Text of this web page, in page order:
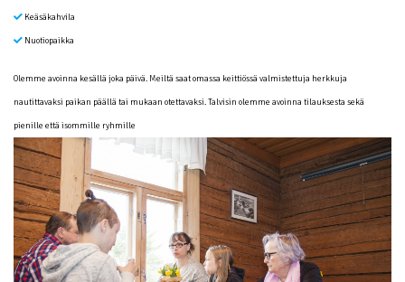
Keäsäkahvila
Nuotiopaikka
Olemme avoinna kesällä joka päivä. Meiltä saat omassa keittiössä valmistettuja herkkuja
nautittavaksi paikan päällä tai mukaan otettavaksi. Talvisin olemme avoinna tilauksesta sekä
pienille että isommille ryhmille